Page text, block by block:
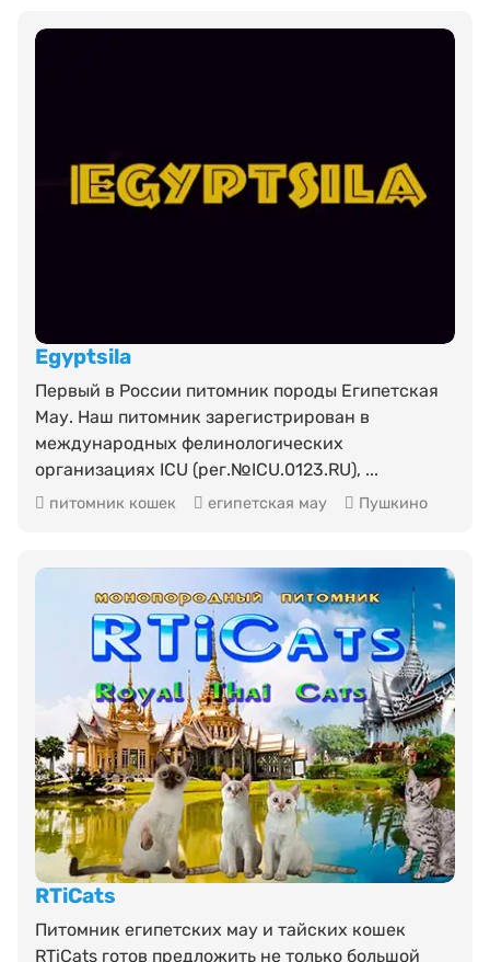
Egyptsila
Первый в России питомник породы Египетская
Мау. Наш питомник зарегистрирован в
международных фелинологических
организациях ICU (рег.№ICU.0123.RU), ...
питомник кошек египетская мау Пушкино
RTiCats
Питомник египетских мау и тайских кошек
RTiCats готов предложить не только большой